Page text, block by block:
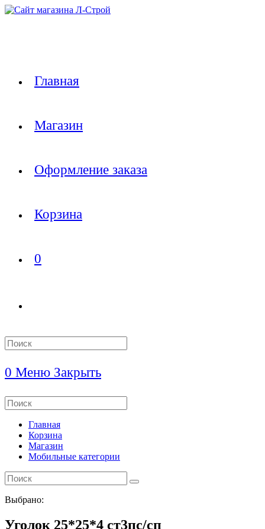
Перейти
Главная
Магазин
Оформление заказа
Корзина
0
Search
this
0 Меню Закрыть
Search
this
websiteГлавная
Корзина
Магазин
Мобильные категории
Выбрано:
Уголок 25*25*4 ст3пс/сп